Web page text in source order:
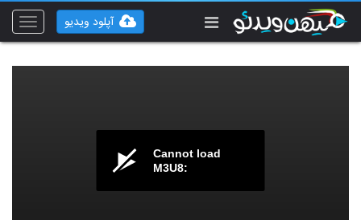
Toggle
آپلود ویدیو
Cannot load
M3U8: